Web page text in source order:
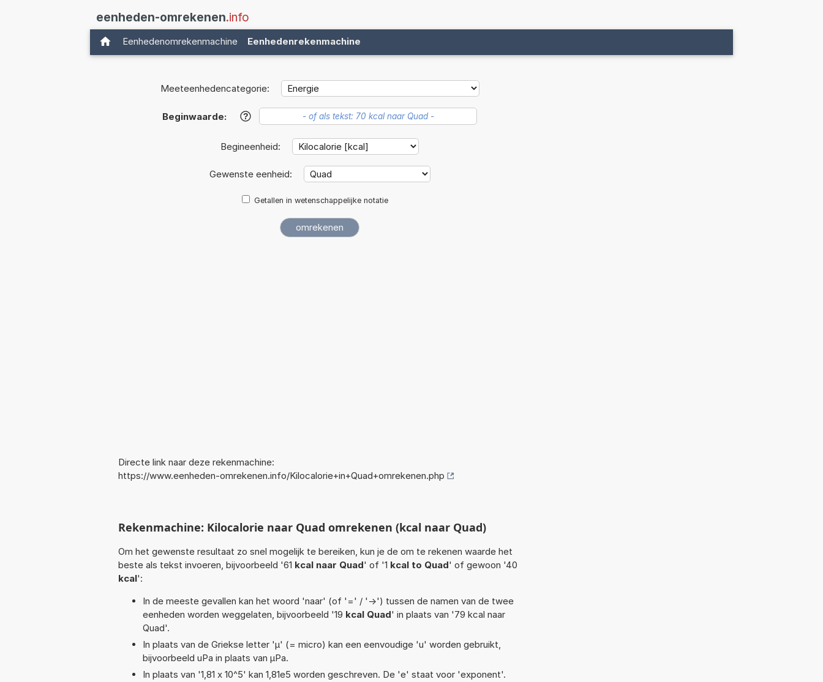
eenheden-omrekenen.info
Eenhedenomrekenmachine Eenhedenrekenmachine
Meeteenhedencategorie:
Beginwaarde: ?
Begineenheid:
Gewenste eenheid:
Getallen in wetenschappelijke notatie
Directe link naar deze rekenmachine:
https://www.eenheden-omrekenen.info/Kilocalorie+in+Quad+omrekenen.php
Rekenmachine: Kilocalorie naar Quad omrekenen (kcal naar Quad)
Om het gewenste resultaat zo snel mogelijk te bereiken, kun je de om te rekenen waarde het
beste als tekst invoeren, bijvoorbeeld '61 kcal naar Quad' of '1 kcal to Quad' of gewoon '40
kcal':
In de meeste gevallen kan het woord 'naar' (of '=' / '->') tussen de namen van de twee
eenheden worden weggelaten, bijvoorbeeld '19 kcal Quad' in plaats van '79 kcal naar
Quad'.
In plaats van de Griekse letter 'µ' (= micro) kan een eenvoudige 'u' worden gebruikt,
bijvoorbeeld uPa in plaats van µPa.
In plaats van '1,81 x 10^5' kan 1,81e5 worden geschreven. De 'e' staat voor 'exponent'.